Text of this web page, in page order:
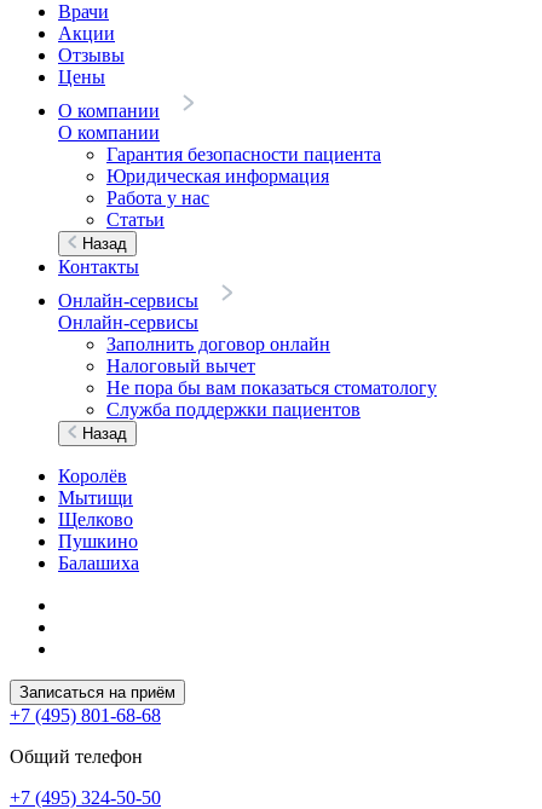
Врачи
Акции
Отзывы
Цены
О компании
О компании
Гарантия безопасности пациента
Юридическая информация
Работа у нас
Статьи
Назад
Контакты
Онлайн-сервисы
Онлайн-сервисы
Заполнить договор онлайн
Налоговый вычет
Не пора бы вам показаться стоматологу
Служба поддержки пациентов
Назад
Королёв
Мытищи
Щелково
Пушкино
Балашиха
Записаться на приём
+7 (495) 801-68-68
Общий телефон
+7 (495) 324-50-50